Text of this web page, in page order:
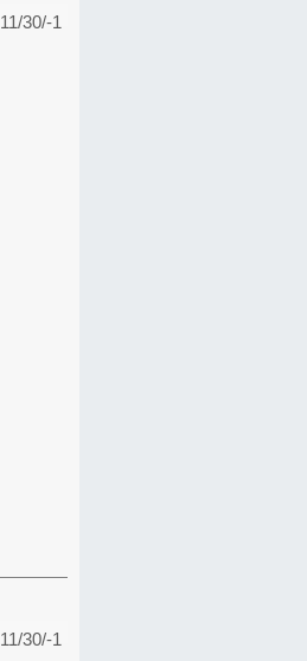
11/30/-1
11/30/-1